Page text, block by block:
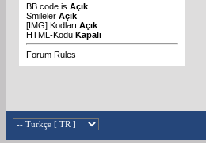
BB code is Açık
Smileler Açık
[IMG] Kodları Açık
HTML-Kodu Kapalı
Forum Rules